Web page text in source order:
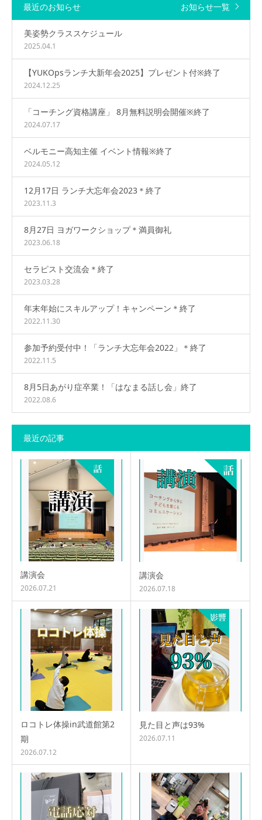
最近のお知らせ お知らせ一覧
美姿勢クラススケジュール
2025.04.1
【YUKOpsランチ大新年会2025】プレゼント付※終了
2024.12.25
「コーチング資格講座」 8月無料説明会開催※終了
2024.07.17
ベルモニー高知主催 イベント情報※終了
2024.05.12
12月17日 ランチ大忘年会2023＊終了
2023.11.3
8月27日 ヨガワークショップ＊満員御礼
2023.06.18
セラピスト交流会＊終了
2023.03.28
年末年始にスキルアップ！キャンペーン＊終了
2022.11.30
参加予約受付中！「ランチ大忘年会2022」＊終了
2022.11.5
8月5日あがり症卒業！「はなまる話し会」終了
2022.08.6
最近の記事
講演会
2026.07.21
講演会
2026.07.18
ロコトレ体操in武道館第2
期
2026.07.12
見た目と声は93%
2026.07.11